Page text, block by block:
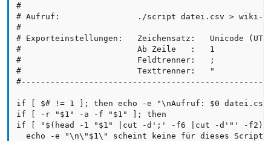
#
# Aufruf:                ./script datei.csv > wiki-
#
# Exporteinstellungen:   Zeichensatz:   Unicode
#                        Ab Zeile   :   1
#                        Feldtrenner:   ;
#                        Texttrenner:   "
if [ $# != 1 ]; then echo -e "\nAufruf: $0
if [ -r "$1" -a -f "$1" ]; then
if [ "$(head -1 "$1" |cut -d';' -f6 |cut -d'"' -f2)"
echo -e "\n\"$1\" scheint keine für dieses Script